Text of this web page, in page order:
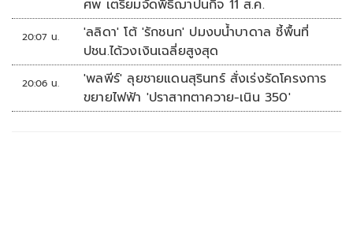
ศพ เตรียมจัดพิธีฌาปนกิจ 11 ส.ค.
20:07 น.
'ลลิดา' โต้ 'รักชนก' ปมงบน้ำบาดาล ชี้พื้นที่
ปชน.ได้วงเงินเฉลี่ยสูงสุด
20:06 น.
'พลพีร์' ลุยชายแดนสุรินทร์ สั่งเร่งรัดโครงการ
ขยายไฟฟ้า 'ปราสาทตาควาย-เนิน 350'